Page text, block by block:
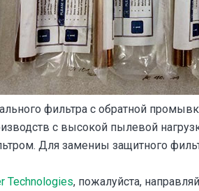
фильтра с обратной
с высокой пылевой
Для замениы защитного
Technologies, пожалуйста,